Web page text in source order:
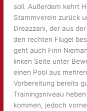
soll. Außerdem kehrt
Stammverein zurück
Dreazzani, der aus
den rechten Flügel
geht auch Finn
linken Seite unter
einen Pool aus
Vorbereitung bereits
Trainingsniveau
kommen, jedoch